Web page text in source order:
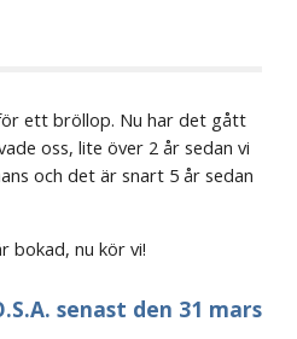
ett bröllop. Nu har det gått
oss, lite över 2 år sedan vi
och det är snart 5 år sedan
bokad, nu kör vi!
senast den 31 mars